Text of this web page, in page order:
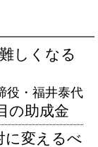
しくなる
役・福井泰代
の助成金
に変えるべ